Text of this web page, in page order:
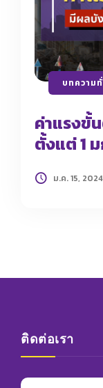
บทความทั่
ค่าแรงขั้
ตั้งแต่ 1
ม.ค. 15, 2024
ติดต่อเรา